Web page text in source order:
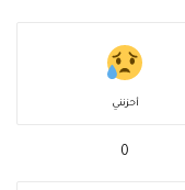
أحزنني
0